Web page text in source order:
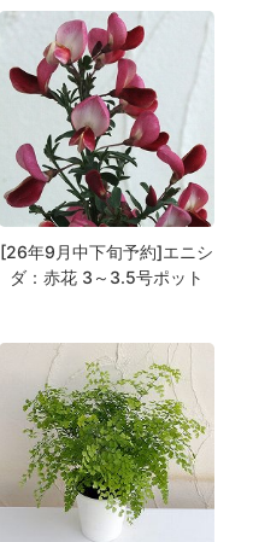
[26年9月中下旬予約]エニシ
ダ：赤花 3～3.5号ポット